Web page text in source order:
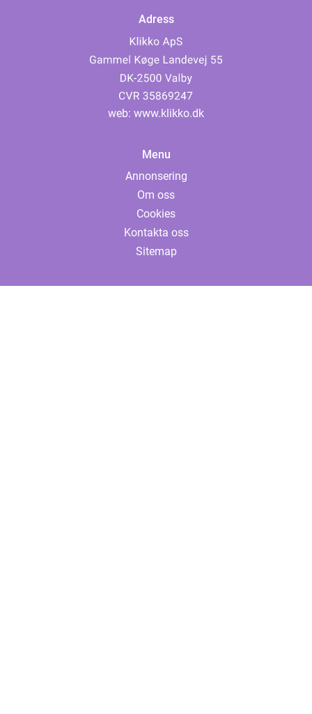
Adress
web: www.klikko.dk
Menu
Annonsering
Om oss
Cookies
Kontakta oss
Sitemap